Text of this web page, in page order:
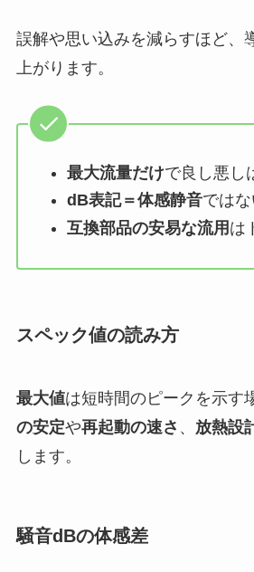
誤解や思い込みを減らすほど、
上がります。
最大流量だけで良し悪し
dB表記＝体感静音ではな
互換部品の安易な流用 は
スペック値の読み方
最大値は短時間のピークを示す
の安定や再起動の速さ 、 放熱設
します。
騒音dBの体感差